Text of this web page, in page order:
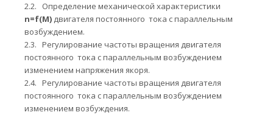
2.2.
Определение механической характеристики
n=f(М) двигателя постоянного тока с параллельным
возбуждением.
2.3. Регулирование частоты вращения двигателя
постоянного тока с параллельным возбуждением
изменением напряжения якоря.
2.4. Регулирование частоты вращения двигателя
постоянного тока с параллельным возбуждением
изменением возбуждения.